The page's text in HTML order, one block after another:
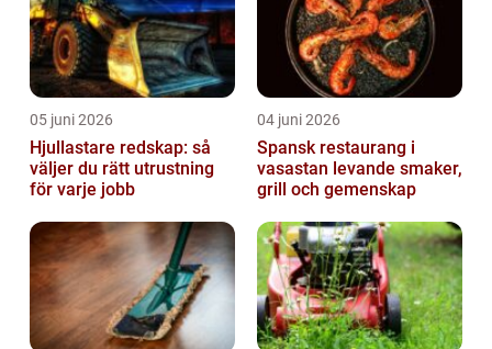
05 juni 2026
Hjullastare redskap: så
väljer du rätt utrustning
för varje jobb
04 juni 2026
Spansk restaurang i
vasastan levande smaker,
grill och gemenskap